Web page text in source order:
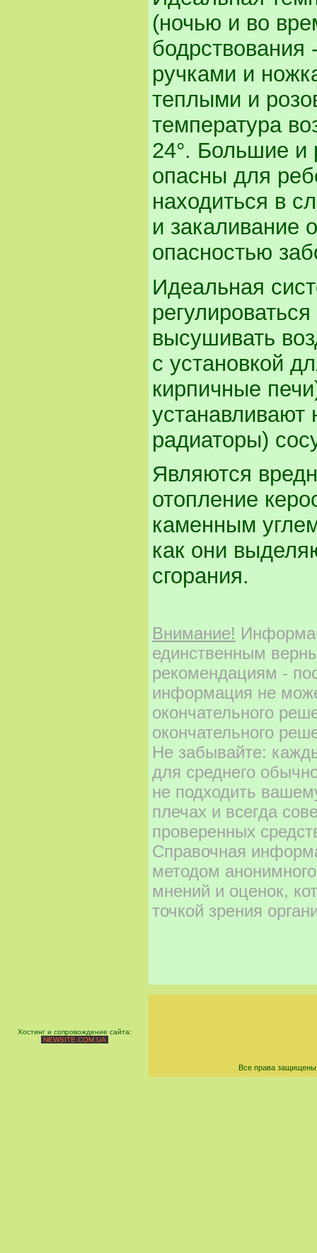
(ночью и во
бодрствования
ручками и
теплыми и
температура
24°. Большие и
опасны для
находиться в
и закаливание
опасностью
Идеальная
высушивать
с установкой
кирпичные
устанавливают
радиаторы)
Являются
отопление
каменным
как они
сгорания.
Внимание!
единственным
рекомендациям -
информация не
окончательного
окончательного
Не забывайте:
для среднего
не подходить
плечах и всегда
проверенных
Справочная
методом
мнений и оценок,
точкой зрения
Хостинг и сопровождение сайта:
NEWSITE.COM.UA
Все права